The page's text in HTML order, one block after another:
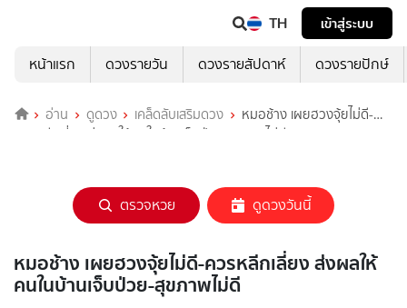
TH
เข้าสู่ระบบ
หน้าแรก
ดวงรายวัน ดวงรายสัปดาห์ ดวงรายปักษ์
อ่าน ดูดวง เคล็ดลับเสริมดวง
หมอช้าง เผยฮวงจุ้ยไม่ดี-
ควรหลีกเลี่ยง ส่งผลให้คนในบ้านเจ็บป่วย-สุขภาพไม่ดี
ตรวจหวย ดูดวงวันนี้
หมอช้าง เผยฮวงจุ้ยไม่ดี-ควรหลีกเลี่ยง ส่งผลให้
คนในบ้านเจ็บป่วย-สุขภาพไม่ดี